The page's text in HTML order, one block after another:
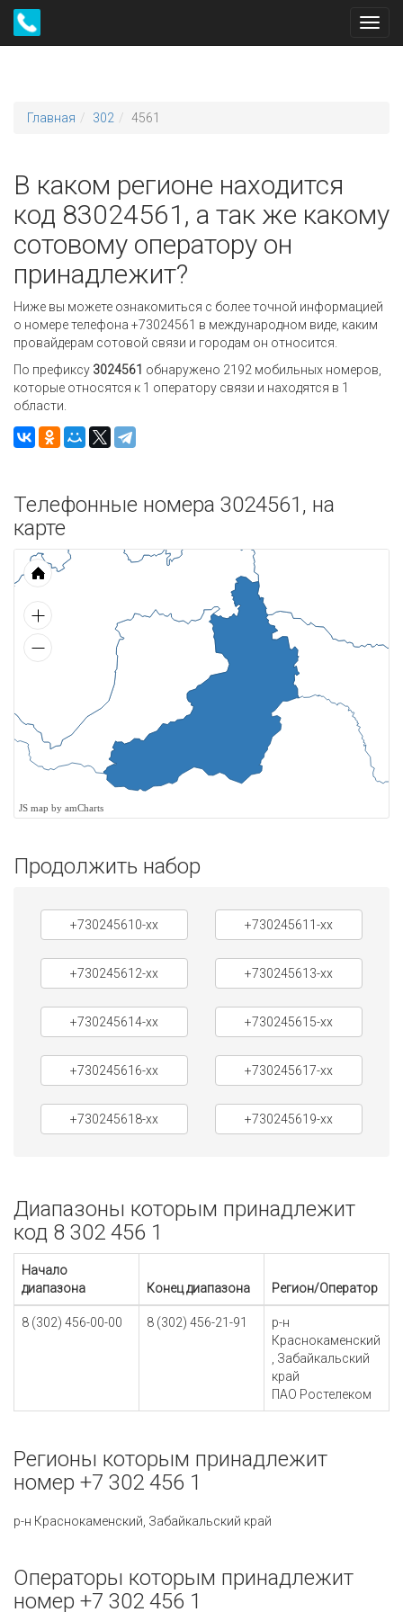
Главная 302 4561
В каком регионе находится
код 83024561, а так же какому
сотовому оператору он
принадлежит?
Ниже вы можете ознакомиться с более точной информацией
о номере телефона +73024561 в международном виде, каким
провайдерам сотовой связи и городам он относится.
По префиксу 3024561 обнаружено 2192 мобильных номеров,
которые относятся к 1 оператору связи и находятся в 1
области.
Телефонные номера 3024561, на
карте
JS map by amCharts
Продолжить набор
+730245610-xx +730245611-xx
+730245612-xx +730245613-xx
+730245614-xx +730245615-xx
+730245616-xx +730245617-xx
+730245618-xx +730245619-xx
Диапазоны которым принадлежит
код 8 302 456 1
Начало
диапазона
Конец диапазона Регион/Оператор
8 (302) 456-00-00 8 (302) 456-21-91
р-н
Краснокаменский
, Забайкальский
край
ПАО Ростелеком
Регионы которым принадлежит
номер +7 302 456 1
р-н Краснокаменский, Забайкальский край
Операторы которым принадлежит
номер +7 302 456 1